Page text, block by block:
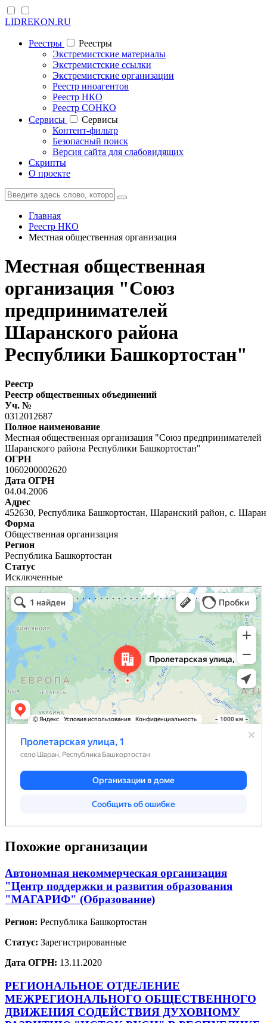
LIDREKON.RU
Реестры
Реестры
Экстремистские материалы
Экстремистские ссылки
Экстремистские организации
Реестр иноагентов
Реестр НКО
Реестр СОНКО
Cервисы
Cервисы
Контент-фильтр
Безопасный поиск
Версия сайта для слабовидящих
Скрипты
О проекте
Главная
Реестр НКО
Местная общественная организация
Местная общественная
организация "Союз
предпринимателей
Шаранского района
Республики Башкортостан"
Реестр
Реестр общественных объединений
Уч. №
0312012687
Полное наименование
Местная общественная организация "Союз предпринимателей
Шаранского района Республики Башкортостан"
ОГРН
1060200002620
Дата ОГРН
04.04.2006
Адрес
452630, Республика Башкортостан, Шаранский район, с.
Форма
Общественная организация
Регион
Республика Башкортостан
Статус
Исключенные
Похожие организации
Автономная некоммерческая организация
"Центр поддержки и развития образования
"МАГАРИФ" (Образование)
Регион: Республика Башкортостан
Статус: Зарегистрированные
Дата ОГРН: 13.11.2020
РЕГИОНАЛЬНОЕ ОТДЕЛЕНИЕ
МЕЖРЕГИОНАЛЬНОГО ОБЩЕСТВЕННОГО
ДВИЖЕНИЯ СОДЕЙСТВИЯ ДУХОВНОМУ